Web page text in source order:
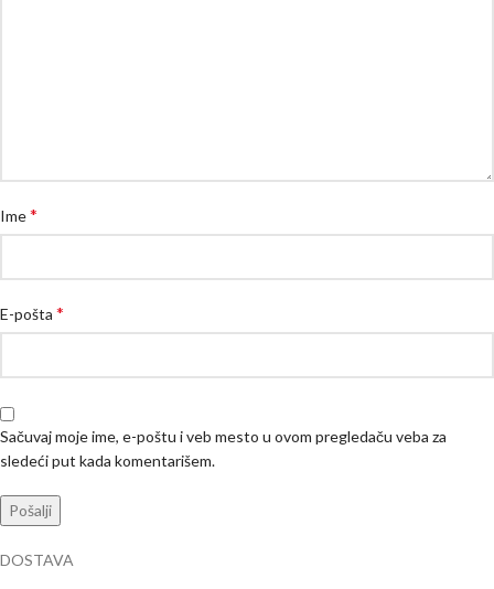
Ime*
E-pošta *
Sačuvaj moje ime, e-poštu i veb mesto u ovom pregledaču veba za
sledeći put kada komentarišem.
DOSTAVA